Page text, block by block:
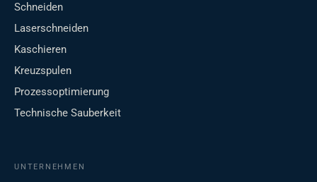
Schneiden
Laserschneiden
Kaschieren
Kreuzspulen
Prozessoptimierung
Technische Sauberkeit
UNTERNEHMEN